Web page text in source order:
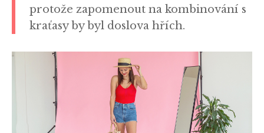
protože zapomenout na kombinování s
kraťasy by byl doslova hřích.